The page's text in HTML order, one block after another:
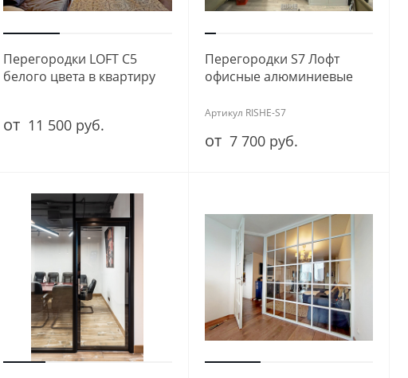
Перегородки LOFT C5
белого цвета в квартиру
от 11 500 руб.
Перегородки S7 Лофт
офисные алюминиевые
Артикул RISHE-S7
от 7 700 руб.